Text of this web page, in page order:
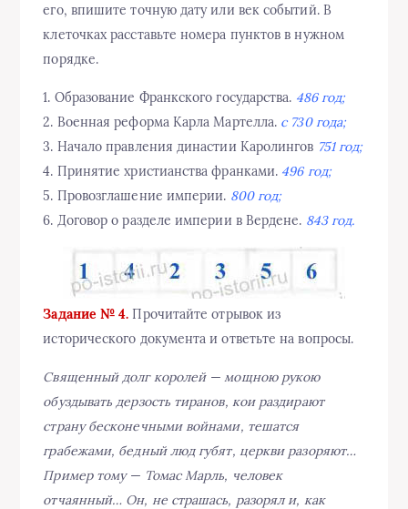
его, впишите точную дату или век событий. В
клеточках расставьте номера пунктов в нужном
порядке.
1. Образование Франкского государства. 486 год;
2. Военная реформа Карла Мартелла. с 730 года;
3. Начало правления династии Каролингов 751 год;
4. Принятие христианства франками. 496 год;
5. Провозглашение империи. 800 год;
6. Договор о разделе империи в Вердене. 843 год.
Задание № 4. Прочитайте отрывок из
исторического документа и ответьте на вопросы.
Священный долг королей — мощною рукою
обуздывать дерзость тиранов, кои раздирают
страну бесконечными войнами, тешатся
грабежами, бедный люд губят, церкви разоряют…
Пример тому — Томас Марль, человек
отчаянный… Он, не страшась, разорял и, как